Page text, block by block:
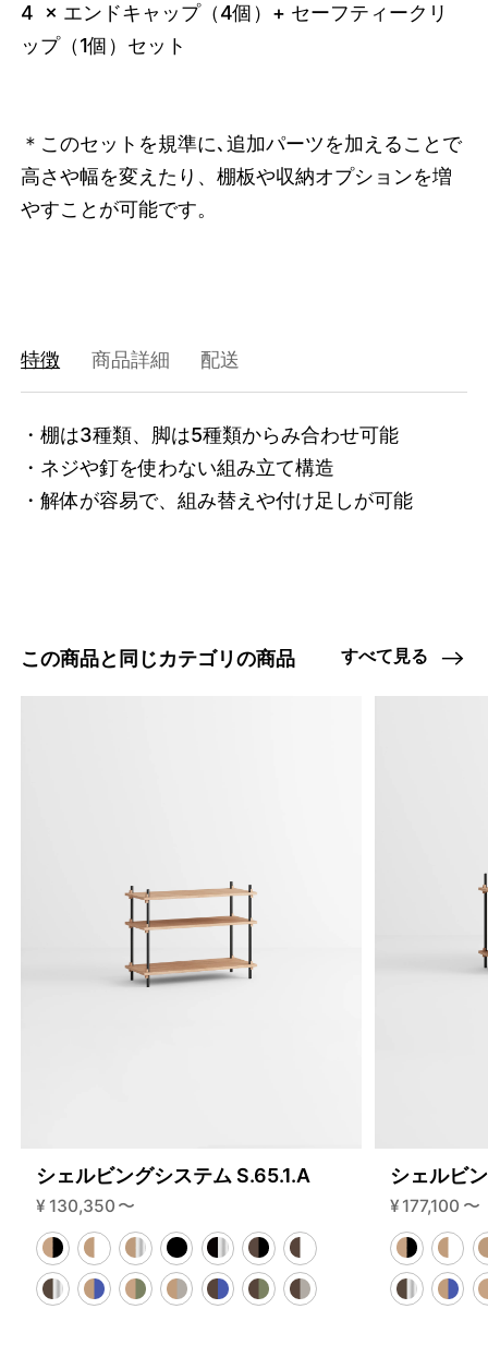
3749459525864
オーク/ホワイト
47408837263592オーク/ステンレススチール NEW
4 × エンドキャップ（4個）+ セーフティークリ
ップ（1個）セット
＊このセットを規準に､追加パーツを加えることで
高さや幅を変えたり、棚板や収納オプションを増
やすことが可能です。
特徴 商品詳細 配送
・棚は3種類、脚は5種類からみ合わせ可能
・ネジや釘を使わない組み立て構造
・解体が容易で、組み替えや付け足しが可能
この商品と同じカテゴリの商品 すべて見る
シェルビングシステム S.65.1.A
¥ 130,350 〜
シェルビ
¥ 177,100 〜